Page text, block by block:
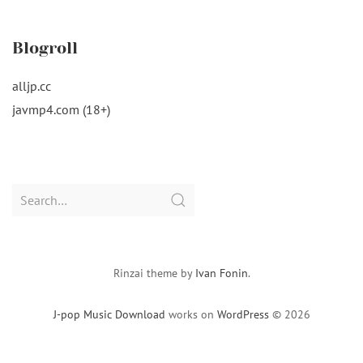
Blogroll
alljp.cc
javmp4.com (18+)
Search
J-pop Music Download works on WordPress © 2026
Rinzai theme by Ivan Fonin.